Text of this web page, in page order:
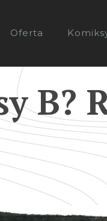
Oferta
B?